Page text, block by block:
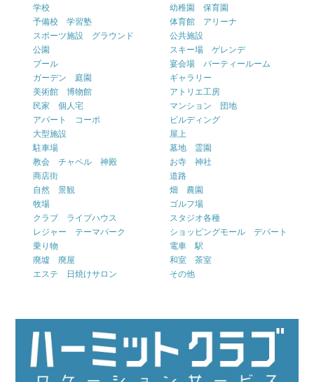
学校
幼稚園 保育園
予備校 学習塾
体育館 アリーナ
スポーツ施設 グラウンド
公共施設
公園
スキー場 ゲレンデ
プール
宴会場 パーティールーム
ガーデン 庭園
ギャラリー
美術館 博物館
アトリエ工房
民家 個人宅
マンション 団地
アパート コーポ
ビルディング
大型施設
屋上
駐車場
墓地 霊園
教会 チャペル 神殿
お寺 神社
商店街
道路
自然 景観
畑 農園
牧場
ゴルフ場
クラブ ライブハウス
スタジオ各種
レジャー テーマパーク
ショッピングモール デパート
乗り物
電車 駅
廃墟 廃屋
和室 茶室
エステ 日焼けサロン
その他